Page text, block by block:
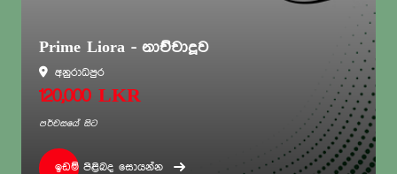
Prime Liora - නාච්චාදූව
අනුරාධපුර
120,000 LKR
පර්චසයේ සිට
ඉඩම් පිළිබද සොයන්න